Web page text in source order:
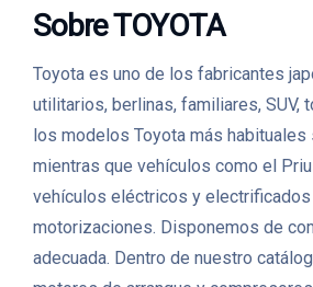
Sobre TOYOTA
Toyota es uno de los fabricantes
utilitarios, berlinas, familiares,
los modelos Toyota más habituales
mientras que vehículos como el
vehículos eléctricos y electrificados
motorizaciones. Disponemos de
adecuada. Dentro de nuestro